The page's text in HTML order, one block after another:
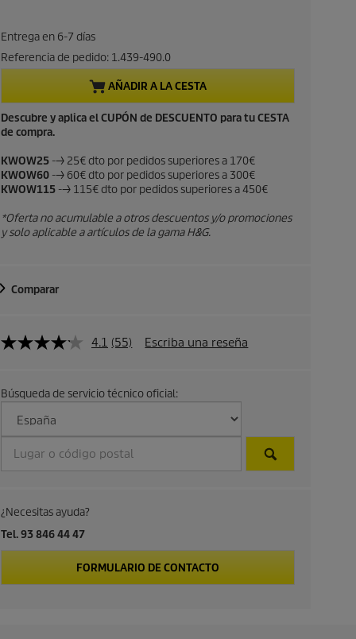
i
o
a
c
t
u
a
e
r
o
d
u
c
t
Entrega en 6-7 días
Referencia de pedido: 1.439-490.0
AÑADIR A LA CESTA
Descubre y aplica el CUPÓN de DESCUENTO para tu CESTA
de compra.
KWOW25 --> 25€ dto por pedidos superiores a 170€
KWOW60 --> 60€ dto por pedidos superiores a 300€
KWOW115 --> 115€ dto por pedidos superiores a 450€
*Oferta no acumulable a otros descuentos y/o promociones
y solo aplicable a artículos de la gama H&G.
Comparar
4.1 (55) Escriba una reseña
Búsqueda de servicio técnico oficial:
¿Necesitas ayuda?
Tel. 93 846 44 47
FORMULARIO DE CONTACTO